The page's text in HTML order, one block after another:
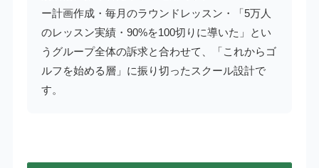
ー計画作成・毎月のラウンドレッスン・「5万人
のレッスン実績・90%を100切りに導いた」とい
うグループ全体の訴求と合わせて、「これからゴ
ルフを始める層」に振り切ったスクール設計で
す。